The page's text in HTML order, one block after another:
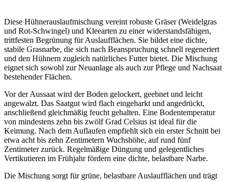
Diese Hühnerauslaufmischung vereint robuste Gräser (Weidelgras
und Rot-Schwingel) und Kleearten zu einer widerstandsfähigen,
trittfesten Begrünung für Auslaufflächen. Sie bildet eine dichte,
stabile Grasnarbe, die sich nach Beanspruchung schnell regeneriert
und den Hühnern zugleich natürliches Futter bietet. Die Mischung
eignet sich sowohl zur Neuanlage als auch zur Pflege und Nachsaat
bestehender Flächen.
Vor der Aussaat wird der Boden gelockert, geebnet und leicht
angewalzt. Das Saatgut wird flach eingeharkt und angedrückt,
anschließend gleichmäßig feucht gehalten. Eine Bodentemperatur
von mindestens zehn bis zwölf Grad Celsius ist ideal für die
Keimung. Nach dem Auflaufen empfiehlt sich ein erster Schnitt bei
etwa acht bis zehn Zentimetern Wuchshöhe, auf rund fünf
Zentimeter zurück. Regelmäßige Düngung und gelegentliches
Vertikutieren im Frühjahr fördern eine dichte, belastbare Narbe.
Die Mischung sorgt für grüne, belastbare Auslaufflächen und trägt